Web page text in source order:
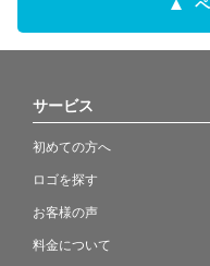
サービス
初めての方へ
ロゴを探す
お客様の声
料金について